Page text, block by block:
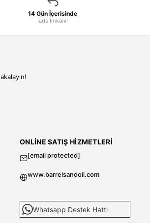
14 Gün İçerisinde
İade İmkânı!
ONLINE SATIŞ HIZMETLERI
[email protected]
www.barrelsandoil.com
Whatsapp Destek Hattı